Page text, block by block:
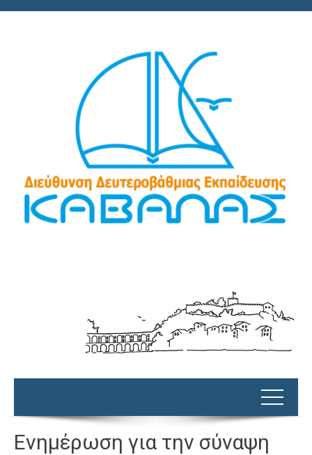
Ενημέρωση για την σύναψη